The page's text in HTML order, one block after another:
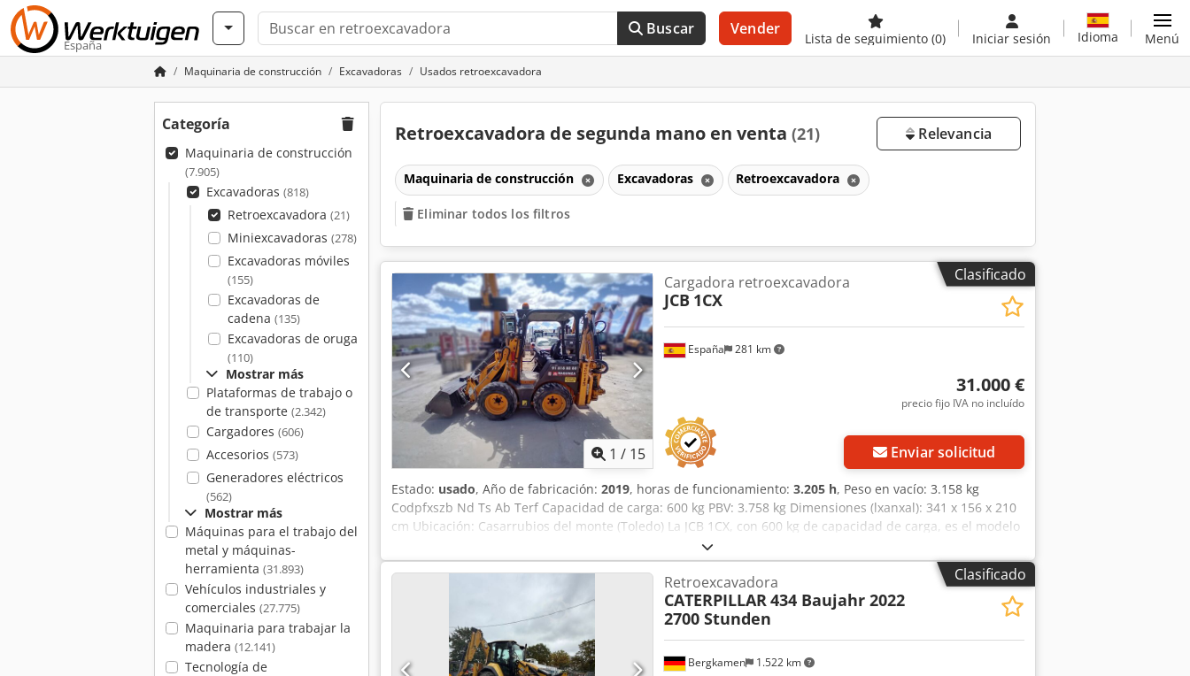
España
Buscar Vender
Lista de seguimiento (0) Iniciar sesión Idioma Menú
Maquinaria de construcción Excavadoras Usados retroexcavadora
Categoría
Maquinaria de construcción
(7.905)
Excavadoras (818)
Retroexcavadora (21)
Miniexcavadoras (278)
Excavadoras móviles
(155)
Excavadoras de
cadena (135)
Excavadoras de oruga
(110)
Mostrar más
Plataformas de trabajo o
de transporte (2.342)
Cargadores (606)
Accesorios (573)
Generadores eléctricos
(562)
Mostrar más
Máquinas para el trabajo del
metal y máquinas-
herramienta (31.893)
Vehículos industriales y
comerciales (27.775)
Maquinaria para trabajar la
madera (12.141)
Tecnología de
Retroexcavadora de segunda mano en venta (21) Relevancia
Maquinaria de construcción Excavadoras Retroexcavadora
Eliminar todos los filtros
Clasificado
1 / 15
España 281 km
Cargadora retroexcavadora
JCB 1CX
31.000 €
precio fijo IVA no incluído
Enviar solicitud
Estado: usado, Año de fabricación: 2019, horas de funcionamiento: 3.205 h, Peso en vacío: 3.158 kg
Codpfxszb Nd Ts Ab Terf Capacidad de carga: 600 kg PBV: 3.758 kg Dimensiones (lxanxal): 341 x 156 x 210
cm Ubicación: Casarrubios del monte (Toledo) La JCB 1CX, con 600 kg de capacidad de carga, es el modelo
más compacto de retrocargadoras JCB y lleva el rendimiento y la capacidad de una retrocargadora a
zonas antes inaccesibles. Puede girar sobre su propio eje para trabajar en espacios reducidos y está
equipada con un enganche rápido universal para minicargadoras que permite montar fácilmente toda
una gama de implementos para minicargadoras. Esta retrocargadora de segunda mano JCB 1CX se
encuentra en perfectas condiciones de operabilidad y funcionalidad, habiendo pasado todos sucesivas
revisiones técnicas. Altura de excavación: 2.100 mm Alcance a nivel: 4.240 mm CE
Clasificado
Bergkamen 1.522 km
Retroexcavadora
CATERPILLAR 434 Baujahr 2022
2700 Stunden